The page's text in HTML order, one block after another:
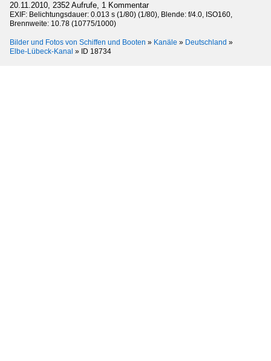
20.11.2010, 2352 Aufrufe, 1 Kommentar
EXIF: Belichtungsdauer: 0.013 s (1/80) (1/80), Blende: f/4.0, ISO160,
Brennweite: 10.78 (10775/1000)
Bilder und Fotos von Schiffen und Booten » Kanäle » Deutschland »
Elbe-Lübeck-Kanal » ID 18734